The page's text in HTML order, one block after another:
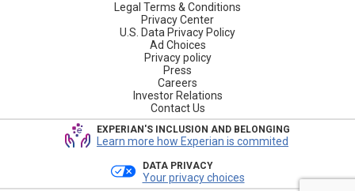
Legal Terms & Conditions
Privacy Center
U.S. Data Privacy Policy
Ad Choices
Privacy policy
Press
Careers
Investor Relations
Contact Us
EXPERIAN'S INCLUSION AND BELONGING
Learn more how Experian is commited
DATA PRIVACY
Your privacy choices